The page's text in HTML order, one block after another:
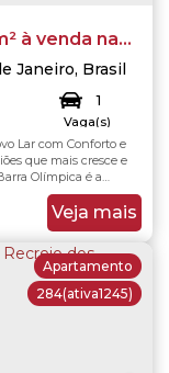
à venda na
Janeiro, Brasil
1
Vaga(s)
Lar com Conforto e
que mais cresce e
Olímpica é a
bem distribuída em
conforto e
Veja mais
284(ativa1245)
Apartamento